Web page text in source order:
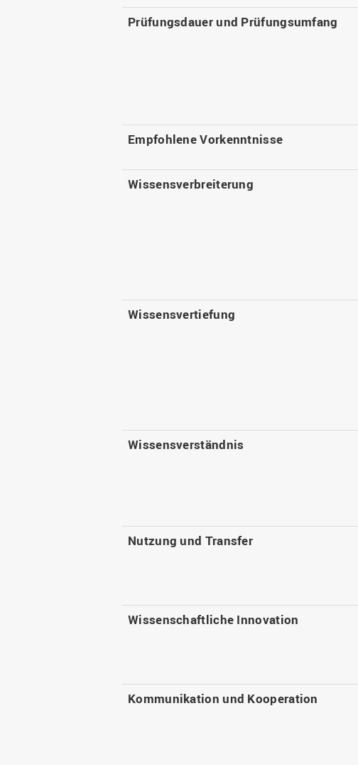
Prüfungsdauer und Prüfungsumfang
Empfohlene Vorkenntnisse
Wissensverbreiterung
Wissensvertiefung
Wissensverständnis
Nutzung und Transfer
Wissenschaftliche Innovation
Kommunikation und Kooperation